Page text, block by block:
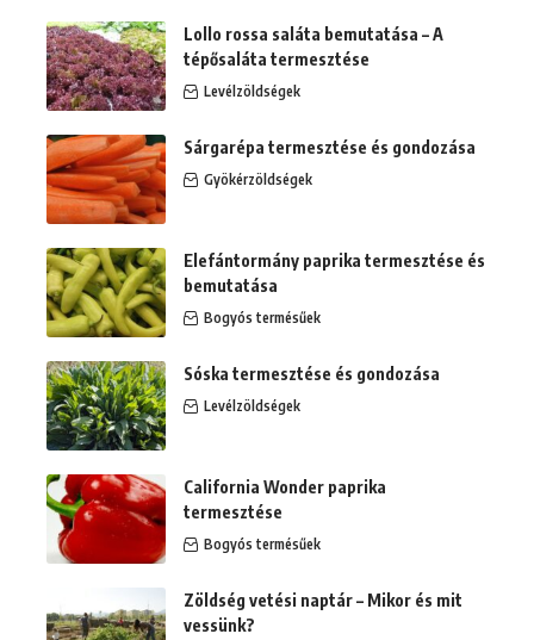
Lollo rossa saláta bemutatása – A
tépősaláta termesztése
Levélzöldségek
Sárgarépa termesztése és gondozása
Gyökérzöldségek
Elefántormány paprika termesztése és
bemutatása
Bogyós termésűek
Sóska termesztése és gondozása
Levélzöldségek
California Wonder paprika
termesztése
Bogyós termésűek
Zöldség vetési naptár – Mikor és mit
vessünk?